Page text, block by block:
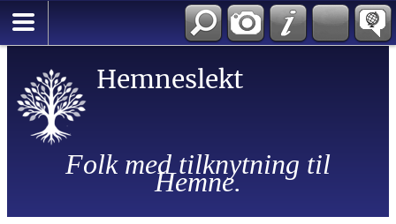
Hemneslekt
Folk med tilknytning til
Hemne.